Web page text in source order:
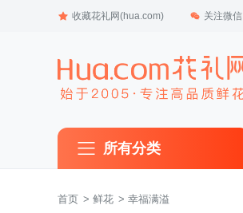
收藏花礼网(hua.com) 关注微信
所有分类
首页 > 鲜花 > 幸福满溢